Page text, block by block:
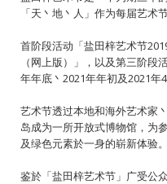
「天丶地丶人」作为每届艺术
首阶段活动「盐田梓艺术节
（网上版）」，以及第三阶段
年年底丶2021年年初及2021年
艺术节透过本地和海外艺术家
岛成为一所开放式博物馆，为
及绿色元素於一身的崭新体验。
鉴於「盐田梓艺术节」广受公